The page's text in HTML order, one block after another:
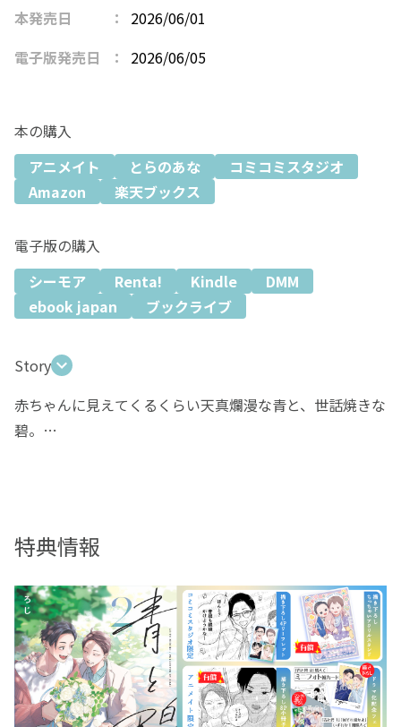
本発売日
2026/06/01
電子版発売日
2026/06/05
本の購入
アニメイト
とらのあな
コミコミスタジオ
Amazon
楽天ブックス
電子版の購入
シーモア
Renta! Kindle
DMM
ebook japan
ブックライブ
Story
赤ちゃんに見えてくるくらい天真爛漫な青と、世話焼きな
碧。
青が「一生 言わなくたっていい」と言ってくれる
二人だけでも十分幸せ。
だけど、ここに在ると伝えたい。
特典情報